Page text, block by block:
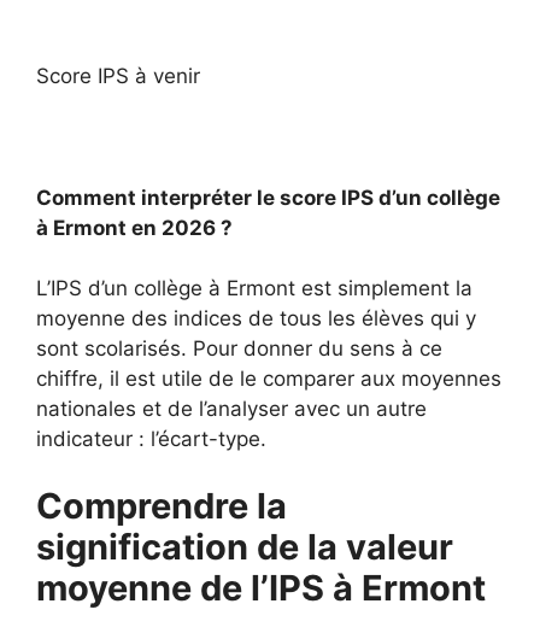
Score IPS à venir
Comment interpréter le score IPS d’un collège
à Ermont en 2026 ?
L’IPS d’un collège à Ermont est simplement la
moyenne des indices de tous les élèves qui y
sont scolarisés. Pour donner du sens à ce
chiffre, il est utile de le comparer aux moyennes
nationales et de l’analyser avec un autre
indicateur : l’écart-type.
Comprendre la
signification de la valeur
moyenne de l’IPS à Ermont